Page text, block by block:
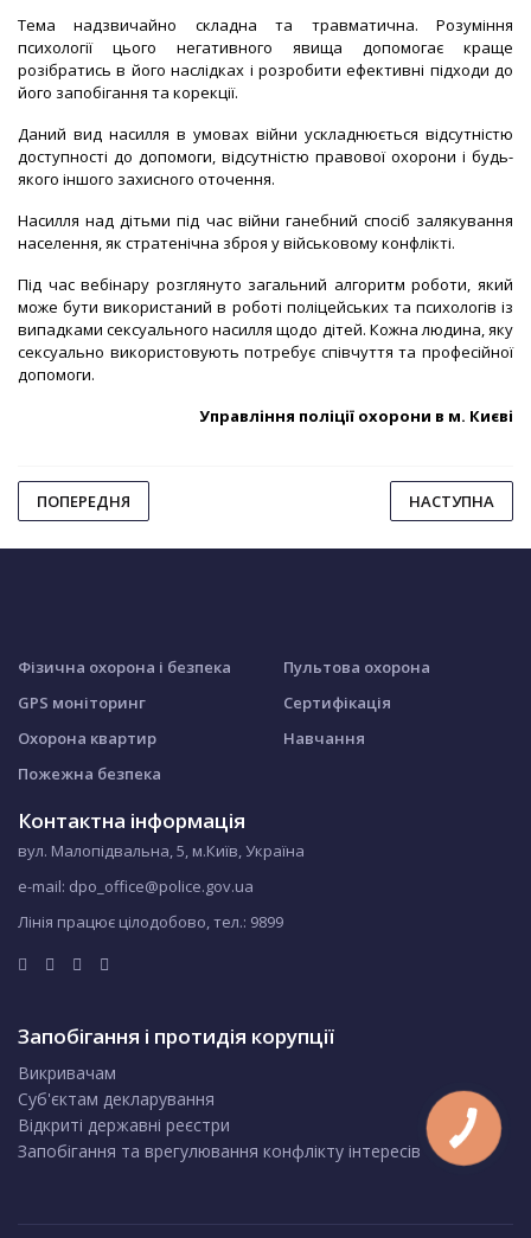
Тема надзвичайно складна та травматична. Розуміння
психології цього негативного явища допомогає краще
розібратись в його наслідках і розробити ефективні підходи до
його запобігання та корекції.
Даний вид насилля в умовах війни ускладнюється відсутністю
доступності до допомоги, відсутністю правової охорони і будь-
якого іншого захисного оточення.
Насилля над дітьми під час війни ганебний спосіб залякування
населення, як стратенічна зброя у військовому конфлікті.
Під час вебінару розглянуто загальний алгоритм роботи, який
може бути використаний в роботі поліцейських та психологів із
випадками сексуального насилля щодо дітей. Кожна людина, яку
сексуально використовують потребує співчуття та професійної
допомоги.
Управління поліції охорони в м. Києві
ПОПЕРЕДНЯ НАСТУПНА
Фізична охорона і безпека
GPS моніторинг
Охорона квартир
Пожежна безпека
Пультова охорона
Сертифікація
Навчання
Контактна інформація
вул. Малопідвальна, 5, м.Київ, Україна
e-mail: dpo_office@police.gov.ua
Лінія працює цілодобово, тел.: 9899
Запобігання і протидія корупції
Викривачам
Суб'єктам декларування
Відкриті державні реєстри
Запобігання та врегулювання конфлікту інтересів